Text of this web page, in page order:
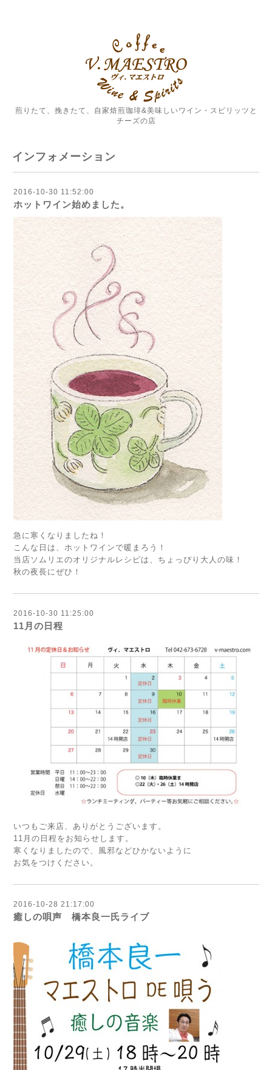
煎りたて、挽きたて、自家焙煎珈琲&美味しいワイン・スピリッツと
チーズの店
インフォメーション
2016-10-30 11:52:00
ホットワイン始めました。
急に寒くなりましたね！
こんな日は、ホットワインで暖まろう！
当店ソムリエのオリジナルレシピは、ちょっぴり大人の味！
秋の夜長にぜひ！
2016-10-30 11:25:00
11月の日程
いつもご来店、ありがとうございます。
11月の日程をお知らせします。
寒くなりましたので、風邪などひかないように
お気をつけください。
2016-10-28 21:17:00
癒しの唄声 橋本良一氏ライブ